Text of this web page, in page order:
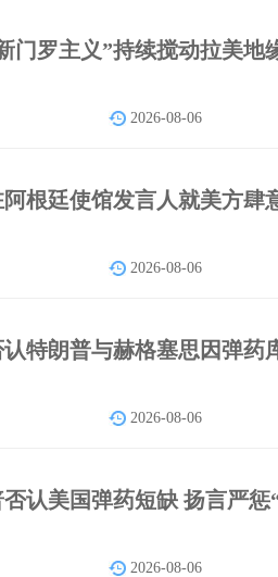
门罗主义”持续搅动拉美地
2026-08-06
根廷使馆发言人就美方肆
2026-08-06
特朗普与赫格塞思因弹药
2026-08-06
认美国弹药短缺 扬言严惩
2026-08-06